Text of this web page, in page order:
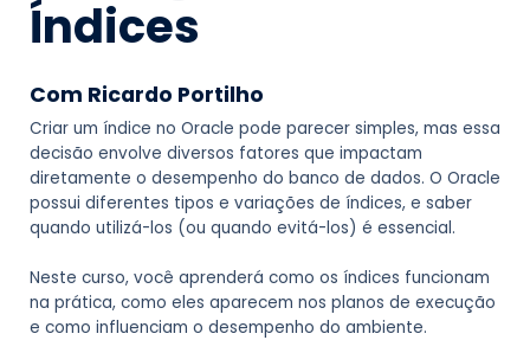
Índices
Com Ricardo Portilho
Criar um índice no Oracle pode parecer simples, mas essa
decisão envolve diversos fatores que impactam
diretamente o desempenho do banco de dados. O Oracle
possui diferentes tipos e variações de índices, e saber
quando utilizá-los (ou quando evitá-los) é essencial.
Neste curso, você aprenderá como os índices funcionam
na prática, como eles aparecem nos planos de execução
e como influenciam o desempenho do ambiente.